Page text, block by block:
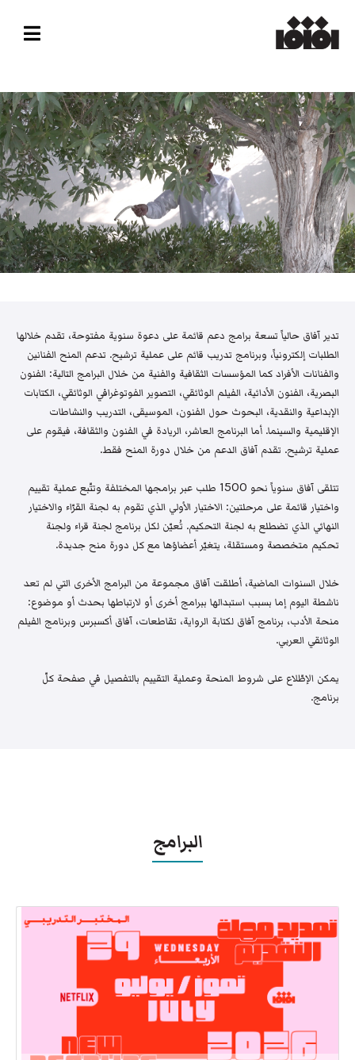
تدير آفاق حالياً تسعة برامج دعم قائمة على دعوة سنوية مفتوحة، تقدم خلالها
الطلبات إلكترونياً، وبرنامج تدريب قائم على عملية ترشيح. تدعم المنح الفنانين
والفنانات الأفراد كما المؤسسات الثقافية والفنية من خلال البرامج التالية: الفنون
البصرية، الفنون الأدائية، الفيلم الوثائقي، التصوير الفوتوغرافي الوثائقي، الكتابات
الإبداعية والنقدية، البحوث حول الفنون، الموسيقى، التدريب والنشاطات
الإقليمية والسينما. أما البرنامج العاشر، الريادة في الفنون والثقافة، فيقوم على
عملية ترشيح. تقدم آفاق الدعم من خلال دورة المنح فقط.
تتلقى آفاق سنوياً نحو 1500 طلب عبر برامجها المختلفة وتتّبع عملية تقييم
واختيار قائمة على مرحلتين: الاختيار الأولي الذي تقوم به لجنة القرّاء والاختيار
النهائي الذي تضطلع به لجنة التحكيم. تُعيّن لكل برنامج لجنة قراء ولجنة
تحكيم متخصصة ومستقلة، يتغيّر أعضاؤها مع كل دورة منح جديدة.
خلال السنوات الماضية، أطلقت آفاق مجموعة من البرامج الأخرى التي لم تعد
ناشطة اليوم إما بسبب استبدالها ببرامج أخرى أو لارتباطها بحدث أو موضوع:
منحة الأدب، برنامج آفاق لكتابة الرواية، تقاطعات، آفاق أكسبرس وبرنامج الفيلم
الوثائقي العربي.
يمكن الإطّلاع على شروط المنحة وعملية التقييم بالتفصيل في صفحة كلّ
برنامج.
البرامج